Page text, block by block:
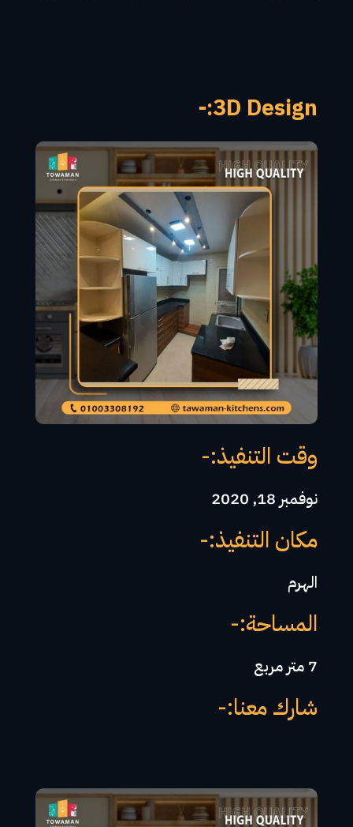
3D Design:-
وقت التنفيذ:-
نوفمبر 18, 2020
مكان التنفيذ:-
الهرم
المساحة:-
7 متر مربع
شارك معنا:-